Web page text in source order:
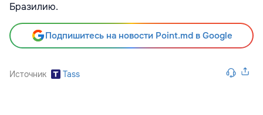
Бразилию.
Подпишитесь на новости Point.md в Google
Источник Tass